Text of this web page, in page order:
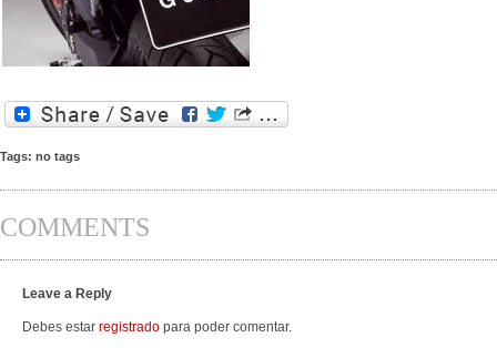
Tags: no tags
COMMENTS
Leave a Reply
Debes estar registrado para poder comentar.